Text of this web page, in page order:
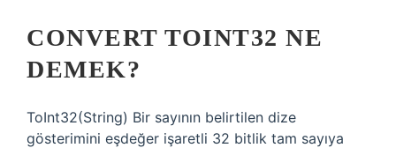
CONVERT TOINT32 NE
DEMEK?
ToInt32(String) Bir sayının belirtilen dize
gösterimini eşdeğer işaretli 32 bitlik tam sayıya